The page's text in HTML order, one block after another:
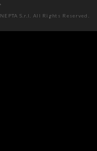
NEPTA S.r.l. All Rights Reserved.